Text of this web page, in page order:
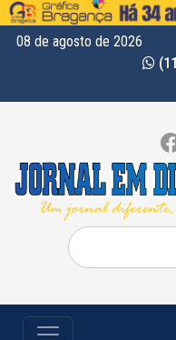
08 de agosto de 2026
Pesquisar
por: